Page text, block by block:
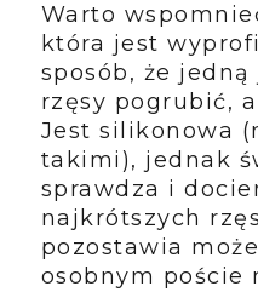
Warto
która jest
sposób, że
rzęsy pogrubić,
Jest silikonowa
takimi), jednak
sprawdza i
najkrótszych
pozostawia
osobnym poście